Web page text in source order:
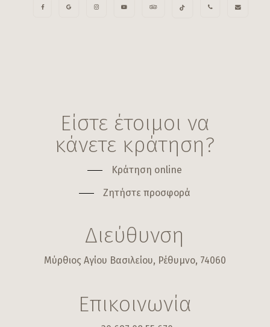
Είστε έτοιμοι να
κάνετε κράτηση?
Κράτηση online
Ζητήστε προσφορά
Διεύθυνση
Μύρθιος Αγίου Βασιλείου, Ρέθυμνο, 74060
Επικοινωνία